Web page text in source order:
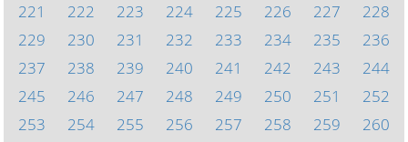
221
222 223 224 225 226 227
228
229
230 231 232 233 234 235
236
237
238 239 240 241 242 243
244
245
246 247 248 249 250 251
252
253
254 255 256 257 258 259
260